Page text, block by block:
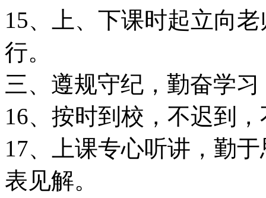
15、上、下课时起立向
行。
三、遵规守纪，勤奋学习
16、按时到校，不迟到
17、上课专心听讲，勤
表见解。